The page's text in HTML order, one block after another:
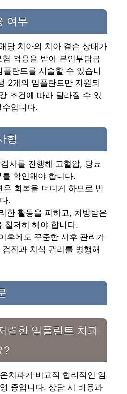
여부
당 치아의 치아 결손 상태가
적용을 받아 본인부담금
란트를 시술할 수 있습니
2개의 임플란트만 지원되
조건에 따라 달라질 수 있
입니다.
항
사를 진행해 고혈압, 당뇨
확인해야 합니다.
은 회복을 더디게 하므로 반
.
한 활동을 피하고, 처방받은
철저히 해야 합니다.
후에도 꾸준한 사후 관리가
진과 치석 관리를 병행해
렴한 임플란트 치과
?
치과가 비교적 합리적인 임
중입니다. 상담 시 비용과